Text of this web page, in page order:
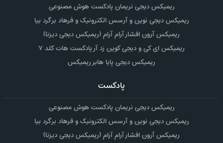
ریمیکس دیجی نریمان پادکست هوش مصنوعی
ریمیکس دیجی نوین و آرسس الکترونیک و فرهاد برگرد بیا
ریمیکس آرون افشار آرام آرام (ریمیکس دیجی دیزنا)
ریمیکس ای کی و دیجی کوین زد آر پادکست هات کلد ۷
ریمیکس دیجی پایا هابر ریمیکس
پادکست
ریمیکس دیجی نریمان پادکست هوش مصنوعی
ریمیکس دیجی نوین و آرسس الکترونیک و فرهاد برگرد بیا
ریمیکس آرون افشار آرام آرام (ریمیکس دیجی دیزنا)